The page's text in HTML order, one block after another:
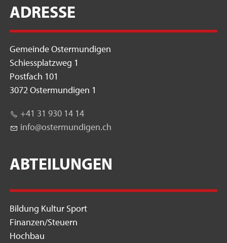
ADRESSE
Gemeinde Ostermundigen
Schiessplatzweg 1
Postfach 101
3072 Ostermundigen 1
+41 31 930 14 14
nf
st rm nd g n ch
ABTEILUNGEN
Bildung Kultur Sport
Finanzen/Steuern
Hochbau